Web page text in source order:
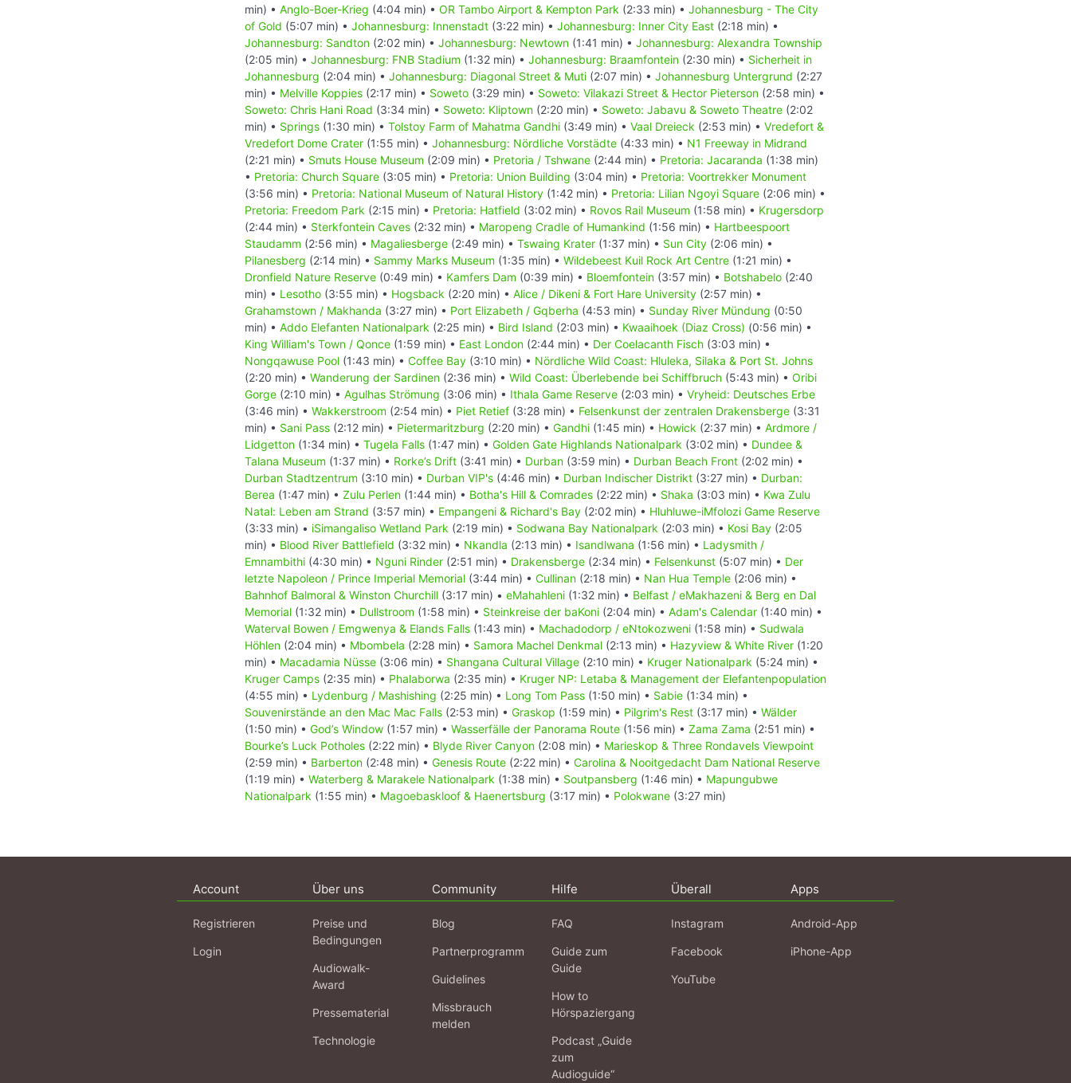
min) • Anglo-Boer-Krieg (4:04 min) • OR Tambo Airport & Kempton Park (2:33 min) • Johannesburg - The City
of Gold (5:07 min) • Johannesburg: Innenstadt (3:22 min) • Johannesburg: Inner City East (2:18 min) •
Johannesburg: Sandton (2:02 min) • Johannesburg: Newtown (1:41 min) • Johannesburg: Alexandra Township
(2:05 min) • Johannesburg: FNB Stadium (1:32 min) • Johannesburg: Braamfontein (2:30 min) • Sicherheit in
Johannesburg (2:04 min) • Johannesburg: Diagonal Street & Muti (2:07 min) • Johannesburg Untergrund (2:27
min) • Melville Koppies (2:17 min) • Soweto (3:29 min) • Soweto: Vilakazi Street & Hector Pieterson (2:58 min) •
Soweto: Chris Hani Road (3:34 min) • Soweto: Kliptown (2:20 min) • Soweto: Jabavu & Soweto Theatre (2:02
min) • Springs (1:30 min) • Tolstoy Farm of Mahatma Gandhi (3:49 min) • Vaal Dreieck (2:53 min) • Vredefort &
Vredefort Dome Crater (1:55 min) • Johannesburg: Nördliche Vorstädte (4:33 min) • N1 Freeway in Midrand
(2:21 min) • Smuts House Museum (2:09 min) • Pretoria / Tshwane (2:44 min) • Pretoria: Jacaranda (1:38 min)
• Pretoria: Church Square (3:05 min) • Pretoria: Union Building (3:04 min) • Pretoria: Voortrekker Monument
(3:56 min) • Pretoria: National Museum of Natural History (1:42 min) • Pretoria: Lilian Ngoyi Square (2:06 min) •
Pretoria: Freedom Park (2:15 min) • Pretoria: Hatfield (3:02 min) • Rovos Rail Museum (1:58 min) • Krugersdorp
(2:44 min) • Sterkfontein Caves (2:32 min) • Maropeng Cradle of Humankind (1:56 min) • Hartbeespoort
Staudamm (2:56 min) • Magaliesberge (2:49 min) • Tswaing Krater (1:37 min) • Sun City (2:06 min) •
Pilanesberg (2:14 min) • Sammy Marks Museum (1:35 min) • Wildebeest Kuil Rock Art Centre (1:21 min) •
Dronfield Nature Reserve (0:49 min) • Kamfers Dam (0:39 min) • Bloemfontein (3:57 min) • Botshabelo (2:40
min) • Lesotho (3:55 min) • Hogsback (2:20 min) • Alice / Dikeni & Fort Hare University (2:57 min) •
Grahamstown / Makhanda (3:27 min) • Port Elizabeth / Gqberha (4:53 min) • Sunday River Mündung (0:50
min) • Addo Elefanten Nationalpark (2:25 min) • Bird Island (2:03 min) • Kwaaihoek (Diaz Cross) (0:56 min) •
King William's Town / Qonce (1:59 min) • East London (2:44 min) • Der Coelacanth Fisch (3:03 min) •
Nongqawuse Pool (1:43 min) • Coffee Bay (3:10 min) • Nördliche Wild Coast: Hluleka, Silaka & Port St. Johns
(2:20 min) • Wanderung der Sardinen (2:36 min) • Wild Coast: Überlebende bei Schiffbruch (5:43 min) • Oribi
Gorge (2:10 min) • Agulhas Strömung (3:06 min) • Ithala Game Reserve (2:03 min) • Vryheid: Deutsches Erbe
(3:46 min) • Wakkerstroom (2:54 min) • Piet Retief (3:28 min) • Felsenkunst der zentralen Drakensberge (3:31
min) • Sani Pass (2:12 min) • Pietermaritzburg (2:20 min) • Gandhi (1:45 min) • Howick (2:37 min) • Ardmore /
Lidgetton (1:34 min) • Tugela Falls (1:47 min) • Golden Gate Highlands Nationalpark (3:02 min) • Dundee &
Talana Museum (1:37 min) • Rorke’s Drift (3:41 min) • Durban (3:59 min) • Durban Beach Front (2:02 min) •
Durban Stadtzentrum (3:10 min) • Durban VIP's (4:46 min) • Durban Indischer Distrikt (3:27 min) • Durban:
Berea (1:47 min) • Zulu Perlen (1:44 min) • Botha's Hill & Comrades (2:22 min) • Shaka (3:03 min) • Kwa Zulu
Natal: Leben am Strand (3:57 min) • Empangeni & Richard's Bay (2:02 min) • Hluhluwe-iMfolozi Game Reserve
(3:33 min) • iSimangaliso Wetland Park (2:19 min) • Sodwana Bay Nationalpark (2:03 min) • Kosi Bay (2:05
min) • Blood River Battlefield (3:32 min) • Nkandla (2:13 min) • Isandlwana (1:56 min) • Ladysmith /
Emnambithi (4:30 min) • Nguni Rinder (2:51 min) • Drakensberge (2:34 min) • Felsenkunst (5:07 min) • Der
letzte Napoleon / Prince Imperial Memorial (3:44 min) • Cullinan (2:18 min) • Nan Hua Temple (2:06 min) •
Bahnhof Balmoral & Winston Churchill (3:17 min) • eMahahleni (1:32 min) • Belfast / eMakhazeni & Berg en Dal
Memorial (1:32 min) • Dullstroom (1:58 min) • Steinkreise der baKoni (2:04 min) • Adam's Calendar (1:40 min) •
Waterval Bowen / Emgwenya & Elands Falls (1:43 min) • Machadodorp / eNtokozweni (1:58 min) • Sudwala
Höhlen (2:04 min) • Mbombela (2:28 min) • Samora Machel Denkmal (2:13 min) • Hazyview & White River (1:20
min) • Macadamia Nüsse (3:06 min) • Shangana Cultural Village (2:10 min) • Kruger Nationalpark (5:24 min) •
Kruger Camps (2:35 min) • Phalaborwa (2:35 min) • Kruger NP: Letaba & Management der Elefantenpopulation
(4:55 min) • Lydenburg / Mashishing (2:25 min) • Long Tom Pass (1:50 min) • Sabie (1:34 min) •
Souvenirstände an den Mac Mac Falls (2:53 min) • Graskop (1:59 min) • Pilgrim's Rest (3:17 min) • Wälder
(1:50 min) • God’s Window (1:57 min) • Wasserfälle der Panorama Route (1:56 min) • Zama Zama (2:51 min) •
Bourke’s Luck Potholes (2:22 min) • Blyde River Canyon (2:08 min) • Marieskop & Three Rondavels Viewpoint
(2:59 min) • Barberton (2:48 min) • Genesis Route (2:22 min) • Carolina & Nooitgedacht Dam National Reserve
(1:19 min) • Waterberg & Marakele Nationalpark (1:38 min) • Soutpansberg (1:46 min) • Mapungubwe
Nationalpark (1:55 min) • Magoebaskloof & Haenertsburg (3:17 min) • Polokwane (3:27 min)
Account
Registrieren
Login
Über uns
Preise und
Bedingungen
Audiowalk-
Award
Pressematerial
Technologie
Community
Blog
Partnerprogramm
Guidelines
Missbrauch
melden
Hilfe
FAQ
Guide zum
Guide
How to
Hörspaziergang
Podcast „Guide
zum
Audioguide“
Überall
Instagram
Facebook
YouTube
Apps
Android-App
iPhone-App